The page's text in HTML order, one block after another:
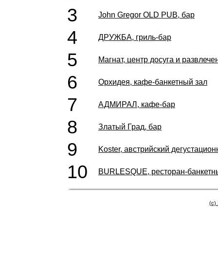
3 John Gregor OLD PUB, бар
4 ДРУЖБА, гриль-бар
5 Магнат, центр досуга и
6 Орхидея, кафе-банкетный зал
7 АДМИРАЛ, кафе-бар
8 Златый Град, бар
9 Koster, австрийский
10 BURLESQUE, ресторан-
(c)